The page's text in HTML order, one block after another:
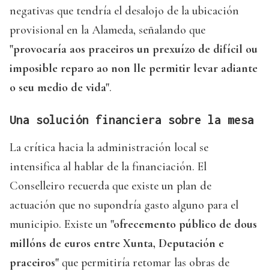
negativas que tendría el desalojo de la ubicación
provisional en la Alameda, señalando que
"provocaría aos praceiros un prexuízo de difícil ou
imposible reparo ao non lle permitir levar adiante
o seu medio de vida".
Una solución financiera sobre la mesa
La crítica hacia la administración local se
intensifica al hablar de la financiación. El
Conselleiro recuerda que existe un plan de
actuación que no supondría gasto alguno para el
municipio. Existe un "ofrecemento público de dous
millóns de euros entre Xunta, Deputación e
praceiros" que permitiría retomar las obras de